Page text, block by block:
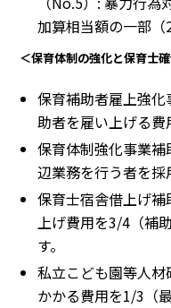
加算相当額の一部（
＜保育体制の強化と保育士
保育補助者雇上強
助者を雇い上げる費
保育体制強化事業
辺業務を行う者を採
保育士宿舎借上げ
上げ費用を3/4（補
す。
私立こども園等人
かかる費用を1/3（